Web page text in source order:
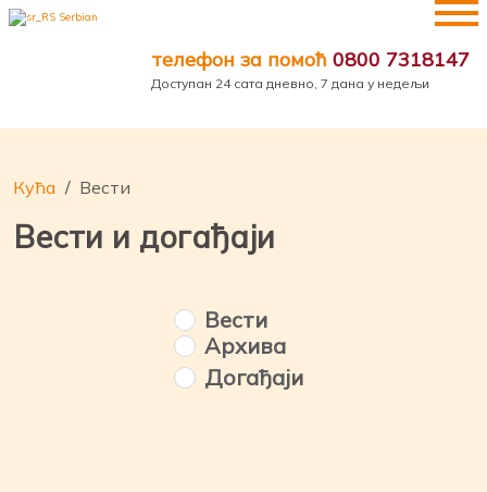
Пређи Serbian
телефон за помоћ 0800 7318147
Доступан 24 сата дневно, 7 дана у недељи
Кућа Вести
Вести и догађаји
Вести
Архива
Догађаји